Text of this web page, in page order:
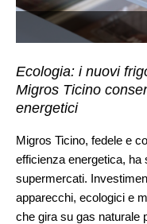
Ecologia: i nuovi
Migros Ticino
energetici
Migros Ticino, fedele e
efficienza energetica, ha
supermercati.
apparecchi, ecologici e
che gira su gas naturale